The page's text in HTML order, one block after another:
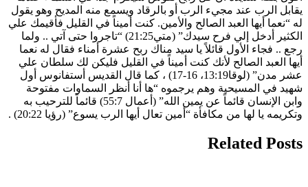
يقابل الرب عند مجيء الرب أو بالرقاد ويسمع منه المديح وهو يقول
له “نعما أيها العبد الصالح والأمين. كنت أميناً في القليل فأقيمك علي
الكثير أدخل إلي فرح سيدك” (متي21:25) “تاجروا حتى آتي .. ولما
رجع .. فجاء الأول قائلاً يا سيد مناك ربح عشرة أمناء فقال له نعما
أيها العبد الصالح لأنك كنت أميناً في القليل فليكن لك سلطان علي
عشر مدن” (لوقا13:19، 16-17) ، كما قال القديس أستفانوس أول
شهيد في المسيحية وهم يرجموه “ها أنا أنظر السماوات مفتوحة
وابن الإنسان قائماً عن يمين الله” (أعمال 55:7) قائماً للترحيب به
وتكريمه يا لها من مكافأة “أمين تعال أيها الرب يسوع” (رؤيا 20:22) .
Related Posts